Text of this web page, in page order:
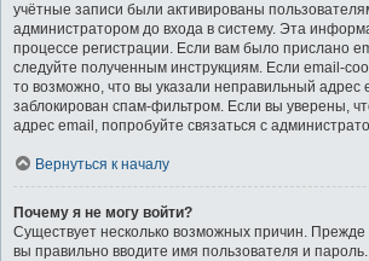
учётные записи были активированы
администратором до входа в систему. Эта
процессе регистрации. Если вам было прислано
следуйте полученным инструкциям. Если email-
то возможно, что вы указали неправильный адрес
заблокирован спам-фильтром. Если вы уверены,
адрес email, попробуйте связаться с
Вернуться к началу
Почему я не могу войти?
Существует несколько возможных причин. Прежде
вы правильно вводите имя пользователя и